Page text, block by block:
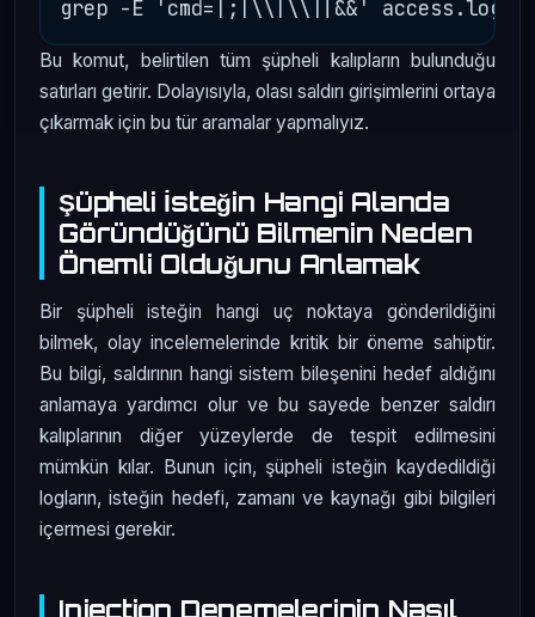
Bu komut, belirtilen tüm şüpheli kalıpların bulunduğu
satırları getirir. Dolayısıyla, olası saldırı girişimlerini ortaya
çıkarmak için bu tür aramalar yapmalıyız.
Şüpheli İsteğin Hangi Alanda
Göründüğünü Bilmenin Neden
Önemli Olduğunu Anlamak
Bir şüpheli isteğin hangi uç noktaya gönderildiğini
bilmek, olay incelemelerinde kritik bir öneme sahiptir.
Bu bilgi, saldırının hangi sistem bileşenini hedef aldığını
anlamaya yardımcı olur ve bu sayede benzer saldırı
kalıplarının diğer yüzeylerde de tespit edilmesini
mümkün kılar. Bunun için, şüpheli isteğin kaydedildiği
logların, isteğin hedefi, zamanı ve kaynağı gibi bilgileri
içermesi gerekir.
Injection Denemelerinin Nasıl